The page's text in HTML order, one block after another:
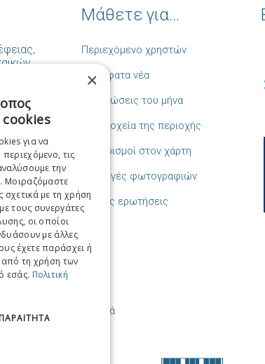
Μάθετε για...
Περιεχόμενο χρηστών
Πρόσφατα νέα
Εκδηλώσεις του μήνα
Ξενοδοχεία της περιοχής
Προορισμοί στον χάρτη
Συλλογές φωτογραφιών
Συχνές ερωτήσεις
/ Δήμος Πειραιά
×
cookies
για να
τις
την
Μοιραζόμαστε
με τη χρήση
τους συνεργάτες
οι οποίοι
με άλλες
έχετε παράσχει ή
τη χρήση των
εσάς. Πολιτική